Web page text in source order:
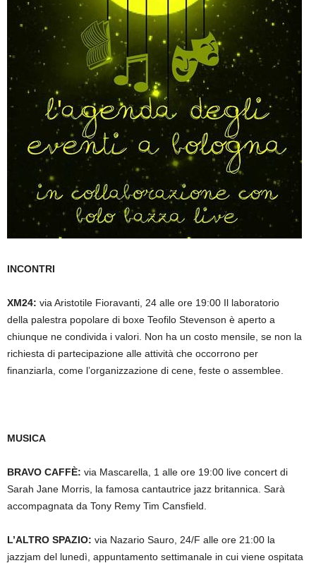
INCONTRI
XM24: via Aristotile Fioravanti, 24 alle ore 19:00 Il laboratorio
della palestra popolare di boxe Teofilo Stevenson è aperto a
chiunque ne condivida i valori. Non ha un costo mensile, se non la
richiesta di partecipazione alle attività che occorrono per
finanziarla, come l’organizzazione di cene, feste o assemblee.
MUSICA
BRAVO CAFFÈ: via Mascarella, 1 alle ore 19:00 live concert di
Sarah Jane Morris, la famosa cantautrice jazz britannica. Sarà
accompagnata da Tony Remy Tim Cansfield.
L’ALTRO SPAZIO: via Nazario Sauro, 24/F alle ore 21:00 la
jazzjam del lunedì, appuntamento settimanale in cui viene ospitata